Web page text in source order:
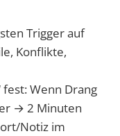
Trigger auf
Konflikte,
fest: Wenn Drang
→ 2 Minuten
Notiz im